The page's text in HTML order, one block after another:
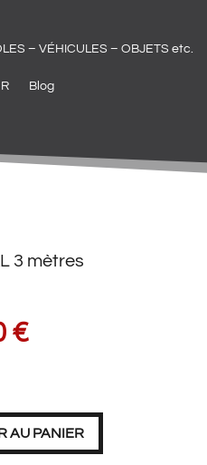
– VÉHICULES – OBJETS etc.
Blog
3 mètres
€
PRIX
AU PANIER